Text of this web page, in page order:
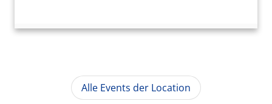
Alle Events der Location